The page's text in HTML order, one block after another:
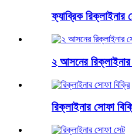
ফ্যাব্রিক রিক্লাইনার
২ আসনের
রিক্লাইনার সোফা